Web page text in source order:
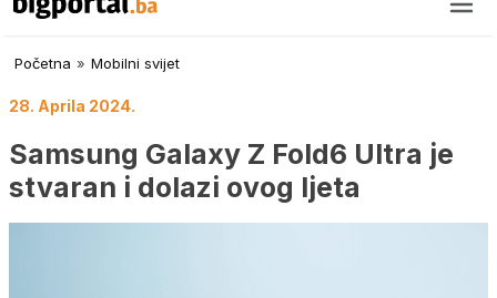
Početna » Mobilni svijet
28. Aprila 2024.
Samsung Galaxy Z Fold6 Ultra je
stvaran i dolazi ovog ljeta